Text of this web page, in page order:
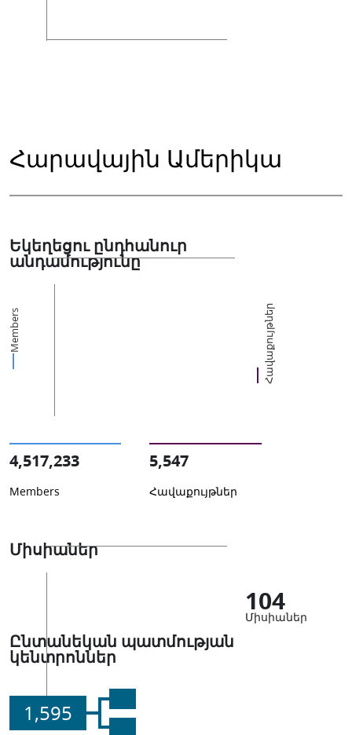
Հարավային Ամերիկա
Եկեղեցու ընդհանուր
անդամությունը
Members Հավաքույթներ
4,517,233
Members
5,547
Հավաքույթներ
Միսիաներ
104
Միսիաներ
Ընտանեկան պատմության
կենտրոններ
1,595